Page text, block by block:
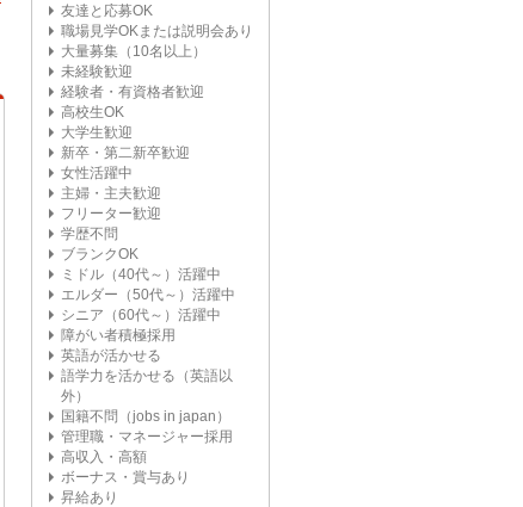
友達と応募OK
職場見学OKまたは説明会あり
大量募集（10名以上）
未経験歓迎
経験者・有資格者歓迎
高校生OK
大学生歓迎
新卒・第二新卒歓迎
女性活躍中
主婦・主夫歓迎
フリーター歓迎
学歴不問
ブランクOK
ミドル（40代～）活躍中
エルダー（50代～）活躍中
シニア（60代～）活躍中
障がい者積極採用
英語が活かせる
語学力を活かせる（英語以
外）
国籍不問（jobs in japan）
管理職・マネージャー採用
高収入・高額
ボーナス・賞与あり
昇給あり